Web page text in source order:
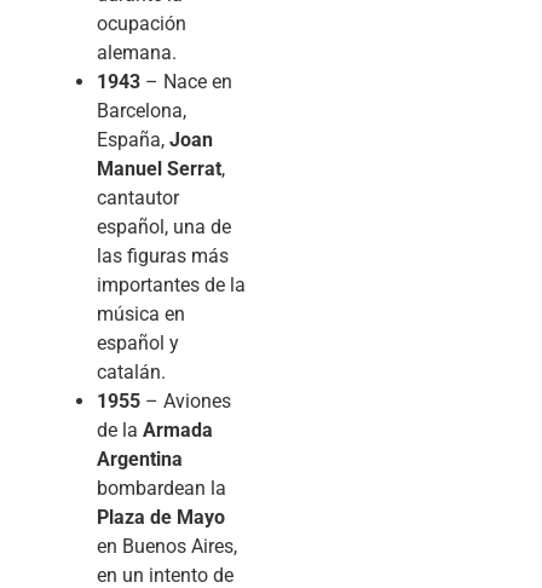
ocupación
alemana.
1943 – Nace en
Barcelona,
España, Joan
Manuel Serrat,
cantautor
español, una de
las figuras más
importantes de la
música en
español y
catalán.
1955 – Aviones
de la Armada
Argentina
bombardean la
Plaza de Mayo
en Buenos Aires,
en un intento de